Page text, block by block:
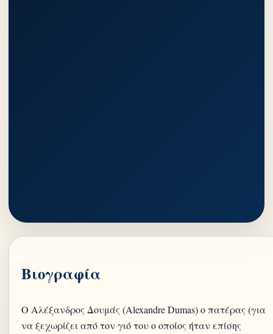
Βιογραφία
Ο Αλέξανδρος Δουμάς (Alexandre Dumas) ο πατέρας (για
να ξεχωρίζει από τον γιό του ο οποίος ήταν επίσης